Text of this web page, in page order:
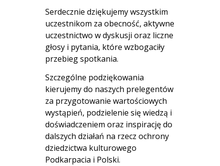
Serdecznie dziękujemy wszystkim
uczestnikom za obecność, aktywne
uczestnictwo w dyskusji oraz liczne
głosy i pytania, które wzbogaciły
przebieg spotkania.
Szczególne podziękowania
kierujemy do naszych prelegentów
za przygotowanie wartościowych
wystąpień, podzielenie się wiedzą i
doświadczeniem oraz inspirację do
dalszych działań na rzecz ochrony
dziedzictwa kulturowego
Podkarpacia i Polski.